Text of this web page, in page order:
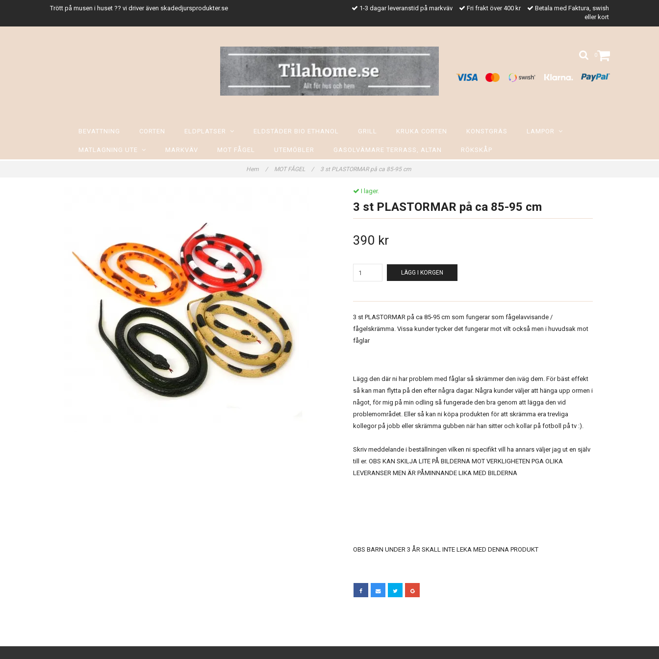
Trött på musen i huset ?? vi driver även skadedjursprodukter.se 1-3 dagar leveranstid på markväv Fri frakt över 400 kr
Betala med Faktura, swish
eller kort
0
BEVATTNING CORTEN ELDPLATSER ELDSTÄDER BIO ETHANOL GRILL KRUKA CORTEN KONSTGRÄS LAMPOR
MATLAGNING UTE MARKVÄV MOT FÅGEL UTEMÖBLER GASOLVÄMARE TERRASS, ALTAN RÖKSKÅP
Hem / MOT FÅGEL / 3 st PLASTORMAR på ca 85-95 cm
I lager.
3 st PLASTORMAR på ca 85-95 cm
390 kr
LÄGG I KORGEN
3 st PLASTORMAR på ca 85-95 cm som fungerar som fågelavvisande /
fågelskrämma. Vissa kunder tycker det fungerar mot vilt också men i huvudsak mot
fåglar
Lägg den där ni har problem med fåglar så skrämmer den iväg dem. För bäst effekt
så kan man flytta på den efter några dagar. Några kunder väljer att hänga upp ormen i
något, för mig på min odling så fungerade den bra genom att lägga den vid
problemområdet. Eller så kan ni köpa produkten för att skrämma era trevliga
kollegor på jobb eller skrämma gubben när han sitter och kollar på fotboll på tv :).
Skriv meddelande i beställningen vilken ni specifikt vill ha annars väljer jag ut en själv
till er. OBS KAN SKILJA LITE PÅ BILDERNA MOT VERKLIGHETEN PGA OLIKA
LEVERANSER MEN ÄR PÅMINNANDE LIKA MED BILDERNA
OBS BARN UNDER 3 ÅR SKALL INTE LEKA MED DENNA PRODUKT